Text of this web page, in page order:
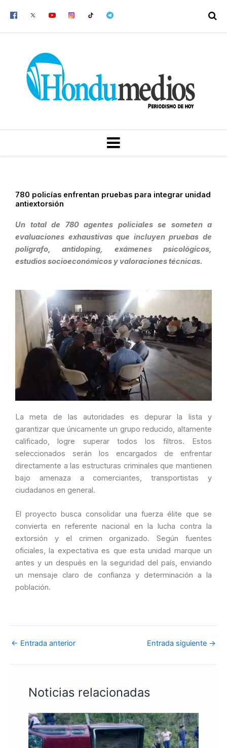
MENU
780 policías enfrentan pruebas para integrar unidad
antiextorsión
Un total de 780 agentes policiales se someten a
evaluaciones exhaustivas que incluyen pruebas de
polígrafo, antidoping, exámenes psicológicos,
estudios socioeconómicos y valoraciones técnicas.
La meta de las autoridades es depurar la lista y
garantizar que únicamente un grupo reducido, altamente
calificado, logre superar todos los filtros. Estos
seleccionados serán los encargados de enfrentar
directamente a las estructuras criminales que mantienen
bajo amenaza a comerciantes, transportistas y
ciudadanos en general.
El proyecto busca consolidar una fuerza élite que se
convierta en referente nacional en la lucha contra la
extorsión y el crimen organizado. Según fuentes
oficiales, la expectativa es que esta unidad marque un
antes y un después en la seguridad del país, enviando
un mensaje claro de confianza y determinación a la
población.
← Entrada anterior Entrada siguiente →
Noticias relacionadas